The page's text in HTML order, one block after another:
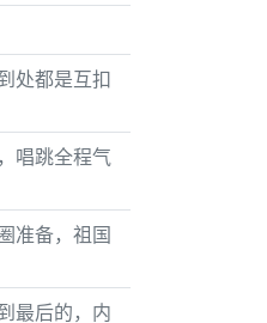
处都是互扣
唱跳全程气
准备，祖国
最后的，内